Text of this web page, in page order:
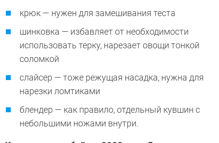
крюк — нужен для замешивания теста
шинковка — избавляет от необходимости
использовать терку, нарезает овощи тонкой
соломкой
слайсер — тоже режущая насадка, нужна для
нарезки ломтиками
блендер — как правило, отдельный кувшин с
небольшими ножами внутри.